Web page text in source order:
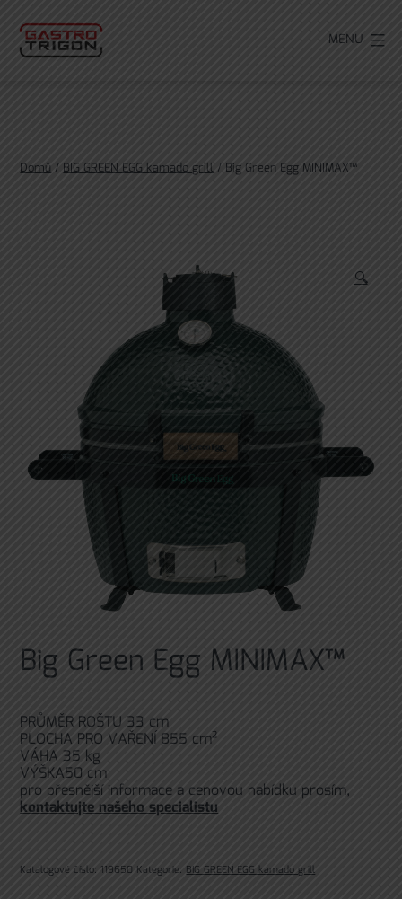
obsahu MENU
Domů/BIG GREEN EGG kamado grill/ Big Green Egg MINIMAX™
🔍
Big Green Egg MINIMAX™
PRŮMĚR ROŠTU 33 cm
PLOCHA PRO VAŘENÍ 855 cm²
VÁHA 35 kg
VÝŠKA50 cm
pro přesnější informace a cenovou nabídku prosím,
kontaktujte našeho specialistu
Katalogové číslo: 119650 Kategorie:BIG GREEN EGG kamado grill